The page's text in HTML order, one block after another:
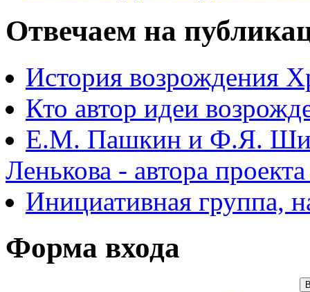
Отвечаем на
История возрождения
Кто автор идеи
Е.М. Пашкин и Ф.Я.
Ленькова - автора
Инициативная группа,
Форма входа